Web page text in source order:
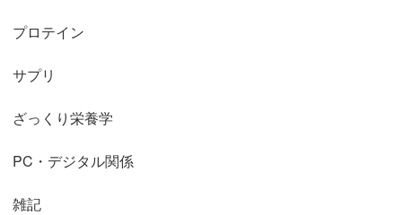
プロテイン
サプリ
ざっくり栄養学
PC・デジタル関係
雑記